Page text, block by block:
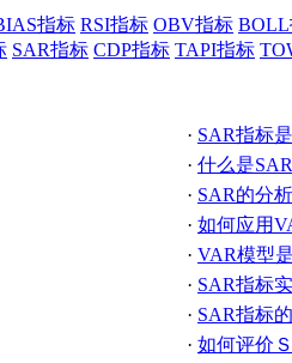
指标 RSI指标 OBV指标
SAR指标 CDP指标 TAPI指标
· SAR指标
· 什么是
· SAR的分
· 如何应用
· VAR模型
· SAR指标
· SAR指标
· 如何评价